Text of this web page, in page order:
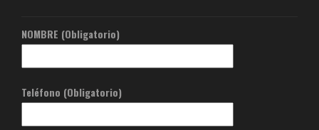
NOMBRE (Obligatorio)
Teléfono (Obligatorio)